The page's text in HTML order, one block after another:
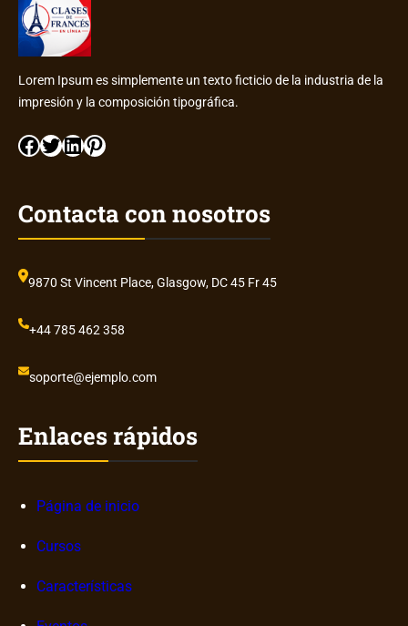
Lorem Ipsum es simplemente un texto ficticio de la industria de la
impresión y la composición tipográfica.
Contacta con nosotros
9870 St Vincent Place, Glasgow, DC 45 Fr 45
+44 785 462 358
soporte@ejemplo.com
Enlaces rápidos
Página de inicio
Cursos
Características